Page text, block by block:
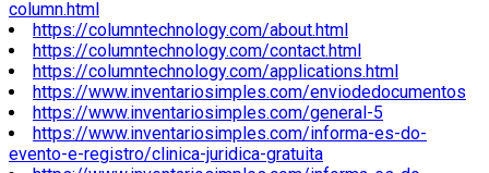
column.html
https://columntechnology.com/about.html
https://columntechnology.com/contact.html
https://columntechnology.com/applications.html
https://www.inventariosimples.com/enviodedocumentos
https://www.inventariosimples.com/general-5
https://www.inventariosimples.com/informa-es-do-
evento-e-registro/clinica-juridica-gratuita